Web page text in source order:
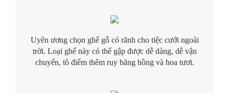
Uyên ương chọn ghế gỗ có rãnh cho tiệc cưới ngoài
trời. Loại ghế này có thể gập được dễ dàng, dễ vận
chuyển, tô điểm thêm ruy băng hồng và hoa tươi.